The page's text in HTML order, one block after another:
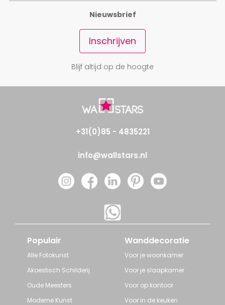
Nieuwsbrief
Inschrijven
Blijf altijd op de hoogte
+31(0)85 - 4835221
info@wallstars.nl
Populair
Alle Fotokunst
Akoestisch Schilderij
Oude Meesters
Moderne Kunst
Wanddecoratie
Voor je woonkamer
Voor je slaapkamer
Voor op kantoor
Voor in de keuken